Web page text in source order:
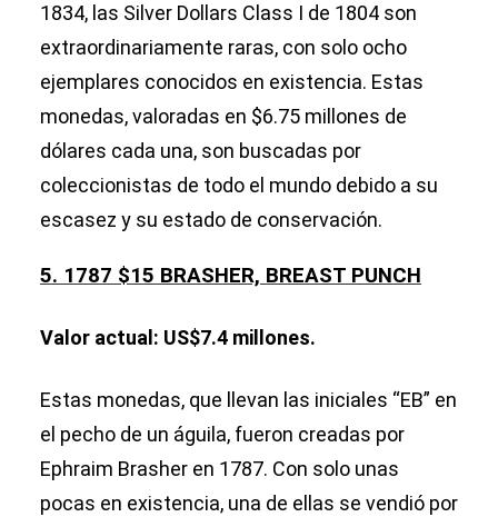
1834, las Silver Dollars Class I de 1804 son
extraordinariamente raras, con solo ocho
ejemplares conocidos en existencia. Estas
monedas, valoradas en $6.75 millones de
dólares cada una, son buscadas por
coleccionistas de todo el mundo debido a su
escasez y su estado de conservación.
5. 1787 $15 BRASHER, BREAST PUNCH
Valor actual: US$7.4 millones.
Estas monedas, que llevan las iniciales “EB” en
el pecho de un águila, fueron creadas por
Ephraim Brasher en 1787. Con solo unas
pocas en existencia, una de ellas se vendió por